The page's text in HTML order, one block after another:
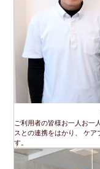
ご利用者の皆様お一人お一
スとの連携をはかり、 ケア
す。